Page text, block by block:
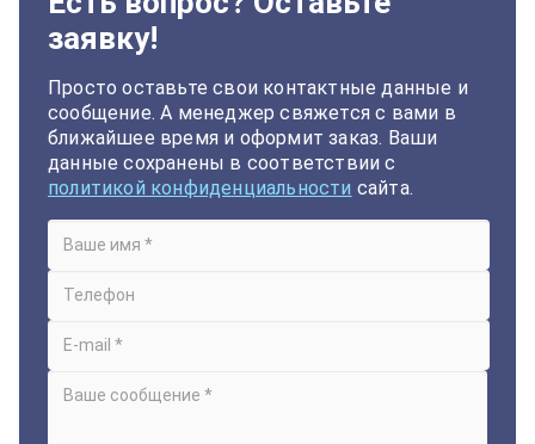
заявку!
Просто оставьте свои контактные данные и
сообщение. А менеджер свяжется с вами в
ближайшее время и оформит заказ. Ваши
данные сохранены в соответствии с
политикой конфиденциальности сайта.